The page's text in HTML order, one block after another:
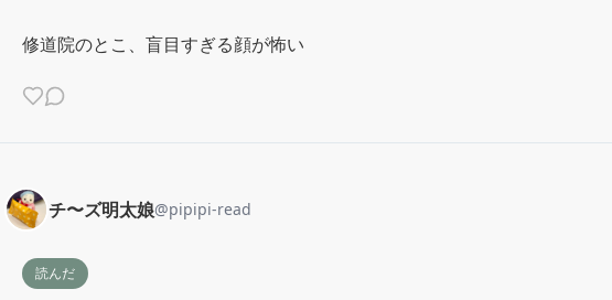
修道院のとこ、盲目すぎる顔が怖い
チ〜ズ明太娘@pipipi-read
読んだ